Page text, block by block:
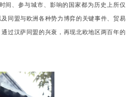
间、参与城市、影响的国家都为历史上所仅
同盟与欧洲各种势力博弈的关键事件、贸易
过汉萨同盟的兴衰，再现北欧地区两百年的